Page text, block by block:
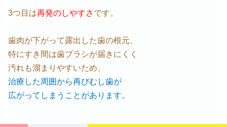
3つ目は再発のしやすさ です。
歯肉が下がって露出した歯の根元、
特にすき間は歯ブラシが届きにくく
汚れも溜まりやすいため、
治療した周囲から再びむし歯が
広がってしまうことがあります。